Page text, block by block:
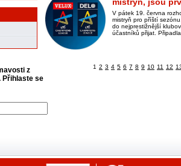
z
Přihlaste se
V pátek 19. června
mistryň pro příští
do nejprestižnější
účastníků přijat.
1 2 3 4 5 6 7 8 9 10 11 12